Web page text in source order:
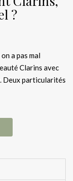
?
a pas mal
Clarins avec
Deux particularités